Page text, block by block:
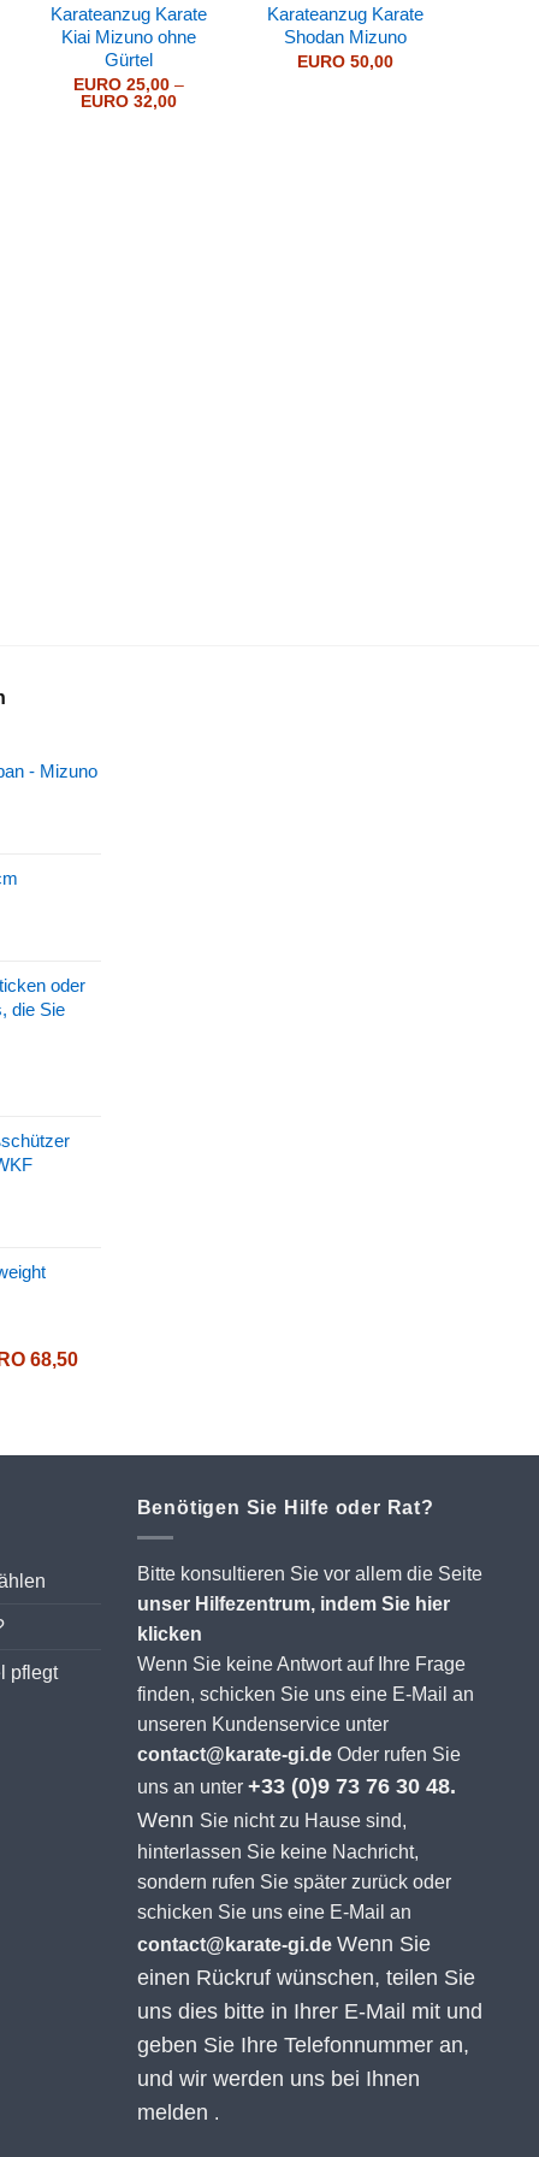
Karateanzug Karate
Kiai Mizuno ohne
Gürtel
EURO 25,00 –
EURO 32,00Preisspanne:
Karateanzug Karate
Shodan Mizuno
EURO 50,00
- Mizuno
oder
die Sie
68,50Preisspanne:
pflegt
Benötigen Sie Hilfe oder Rat?
Bitte konsultieren Sie vor allem die Seite
unser Hilfezentrum, indem Sie hier
klicken
Wenn Sie keine Antwort auf Ihre Frage
finden, schicken Sie uns eine E-Mail an
unseren Kundenservice unter
contact@karate-gi.de Oder rufen Sie
uns an unter +33 (0)9 73 76 30 48.
Wenn Sie nicht zu Hause sind,
hinterlassen Sie keine Nachricht,
sondern rufen Sie später zurück oder
schicken Sie uns eine E-Mail an
contact@karate-gi.de Wenn Sie
einen Rückruf wünschen, teilen Sie
uns dies bitte in Ihrer E-Mail mit und
geben Sie Ihre Telefonnummer an,
und wir werden uns bei Ihnen
melden .